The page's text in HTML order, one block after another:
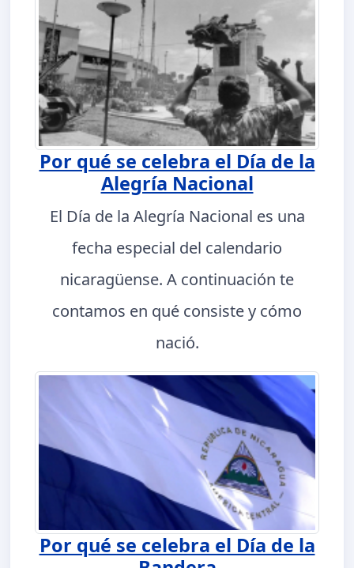
Por qué se celebra el Día de la
Alegría Nacional
El Día de la Alegría Nacional es una
fecha especial del calendario
nicaragüense. A continuación te
contamos en qué consiste y cómo
nació.
Por qué se celebra el Día de la